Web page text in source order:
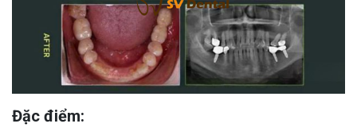
Đặc điểm: